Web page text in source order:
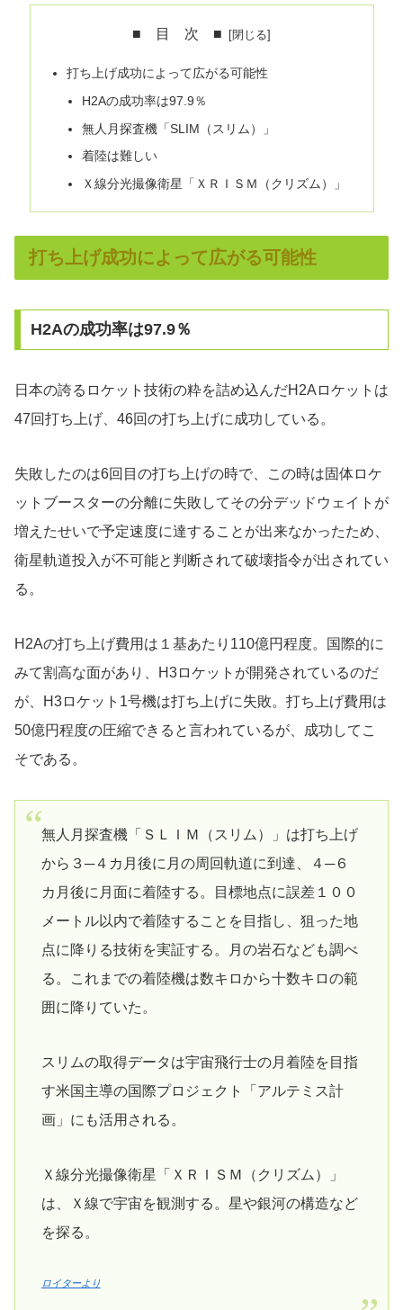
■ 目 次 ■
打ち上げ成功によって広がる可能性
H2Aの成功率は97.9％
無人月探査機「SLIM（スリム）」
着陸は難しい
Ｘ線分光撮像衛星「ＸＲＩＳＭ（クリズム）」
打ち上げ成功によって広がる可能性
H2Aの成功率は97.9％
日本の誇るロケット技術の粋を詰め込んだH2Aロケットは
47回打ち上げ、46回の打ち上げに成功している。
失敗したのは6回目の打ち上げの時で、この時は固体ロケ
ットブースターの分離に失敗してその分デッドウェイトが
増えたせいで予定速度に達することが出来なかったため、
衛星軌道投入が不可能と判断されて破壊指令が出されてい
る。
H2Aの打ち上げ費用は１基あたり110億円程度。国際的に
みて割高な面があり、H3ロケットが開発されているのだ
が、H3ロケット1号機は打ち上げに失敗。打ち上げ費用は
50億円程度の圧縮できると言われているが、成功してこ
そである。
無人月探査機「ＳＬＩＭ（スリム）」は打ち上げ
から３─４カ月後に月の周回軌道に到達、４─６
カ月後に月面に着陸する。目標地点に誤差１００
メートル以内で着陸することを目指し、狙った地
点に降りる技術を実証する。月の岩石なども調べ
る。これまでの着陸機は数キロから十数キロの範
囲に降りていた。
スリムの取得データは宇宙飛行士の月着陸を目指
す米国主導の国際プロジェクト「アルテミス計
画」にも活用される。
Ｘ線分光撮像衛星「ＸＲＩＳＭ（クリズム）」
は、Ｘ線で宇宙を観測する。星や銀河の構造など
を探る。
ロイターより